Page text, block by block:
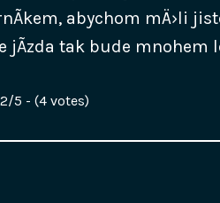
abychom mÄ›li
jÃ­zda tak bude mnohem
5 - (4 votes)